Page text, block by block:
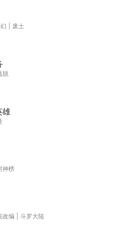
废土
脱
雄
神榜
改编
斗罗大陆